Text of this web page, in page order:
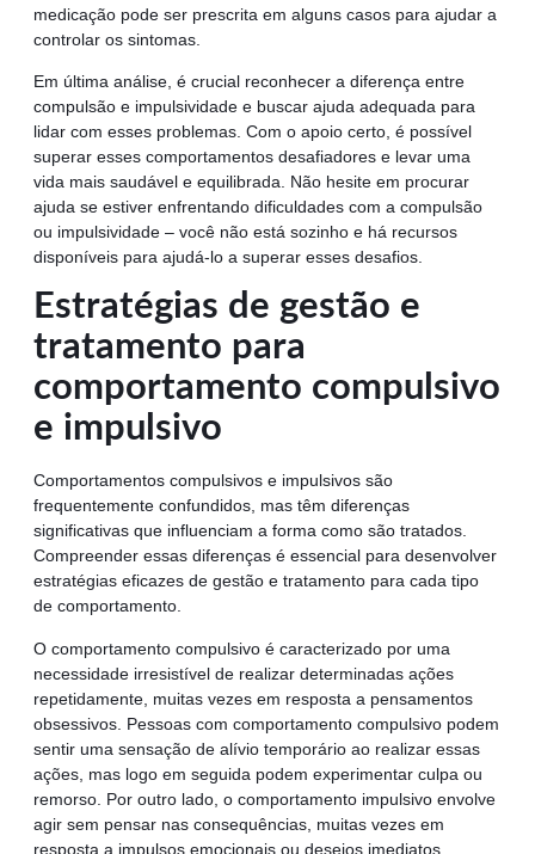
medicação pode ser prescrita em alguns casos para ajudar a
controlar os sintomas.
Em última análise, é crucial reconhecer a diferença entre
compulsão e impulsividade e buscar ajuda adequada para
lidar com esses problemas. Com o apoio certo, é possível
superar esses comportamentos desafiadores e levar uma
vida mais saudável e equilibrada. Não hesite em procurar
ajuda se estiver enfrentando dificuldades com a compulsão
ou impulsividade – você não está sozinho e há recursos
disponíveis para ajudá-lo a superar esses desafios.
Estratégias de gestão e
tratamento para
comportamento compulsivo
e impulsivo
Comportamentos compulsivos e impulsivos são
frequentemente confundidos, mas têm diferenças
significativas que influenciam a forma como são tratados.
Compreender essas diferenças é essencial para desenvolver
estratégias eficazes de gestão e tratamento para cada tipo
de comportamento.
O comportamento compulsivo é caracterizado por uma
necessidade irresistível de realizar determinadas ações
repetidamente, muitas vezes em resposta a pensamentos
obsessivos. Pessoas com comportamento compulsivo podem
sentir uma sensação de alívio temporário ao realizar essas
ações, mas logo em seguida podem experimentar culpa ou
remorso. Por outro lado, o comportamento impulsivo envolve
agir sem pensar nas consequências, muitas vezes em
resposta a impulsos emocionais ou desejos imediatos.